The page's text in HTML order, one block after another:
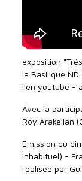
exposition
la Basilique
lien youtube -
Avec la
Roy Arakelian
Émission du
inhabituel) -
réalisée par